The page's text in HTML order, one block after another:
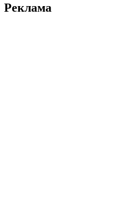
Реклама